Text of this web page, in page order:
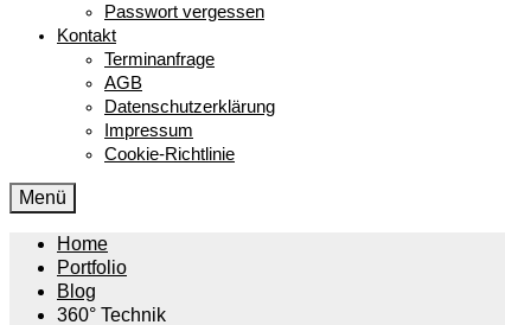
Passwort vergessen
Kontakt
Terminanfrage
AGB
Datenschutzerklärung
Impressum
Cookie-Richtlinie
Menü
Home
Portfolio
Blog
360° Technik